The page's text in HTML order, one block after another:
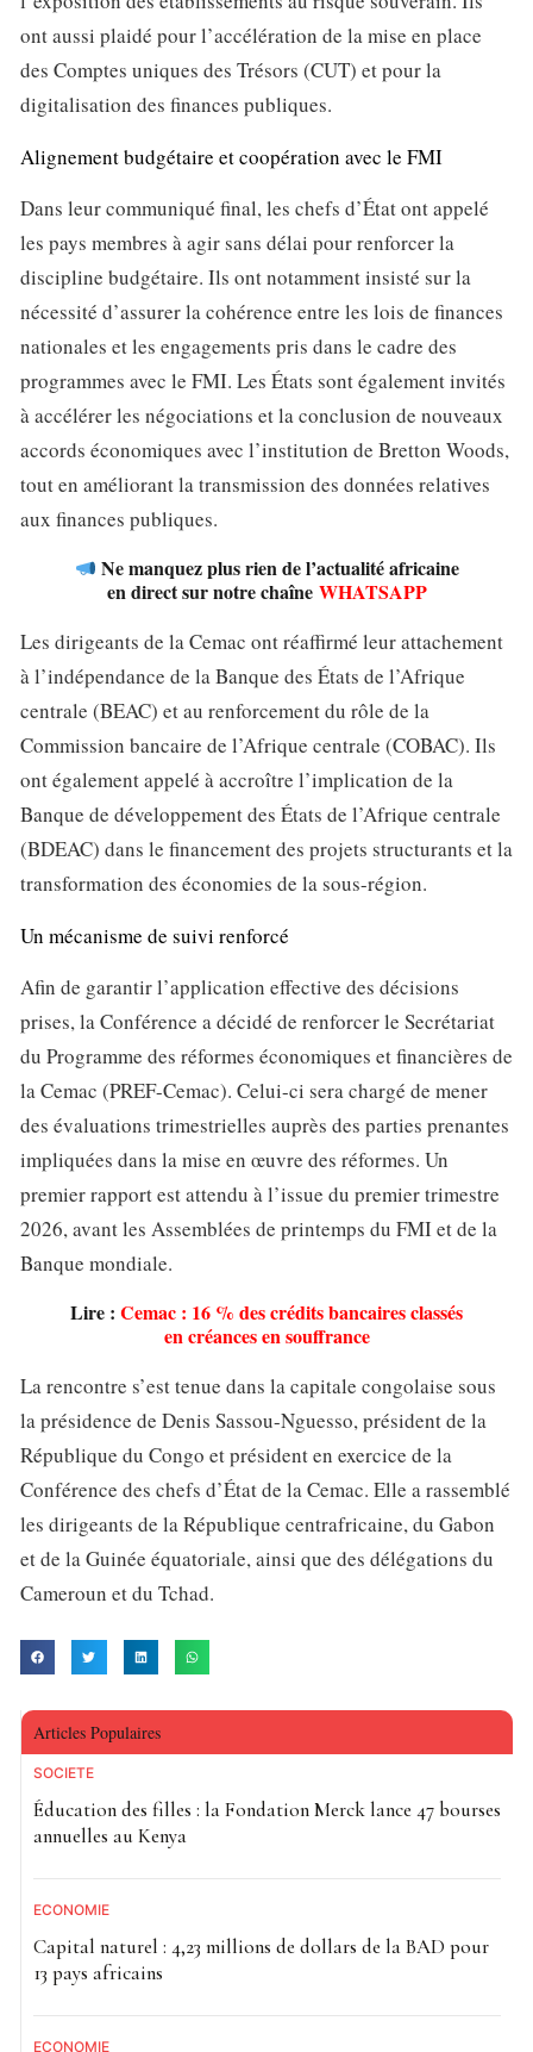
ont aussi plaidé pour l’accélération de la mise en place
des Comptes uniques des Trésors (CUT) et pour la
digitalisation des finances publiques.
Alignement budgétaire et coopération avec le FMI
Dans leur communiqué final, les chefs d’État ont appelé
les pays membres à agir sans délai pour renforcer la
discipline budgétaire. Ils ont notamment insisté sur la
nécessité d’assurer la cohérence entre les lois de finances
nationales et les engagements pris dans le cadre des
programmes avec le FMI. Les États sont également invités
à accélérer les négociations et la conclusion de nouveaux
accords économiques avec l’institution de Bretton Woods,
tout en améliorant la transmission des données relatives
aux finances publiques.
Ne manquez plus rien de l’actualité africaine
en direct sur notre chaîne WHATSAPP
Les dirigeants de la Cemac ont réaffirmé leur attachement
à l’indépendance de la Banque des États de l’Afrique
centrale (BEAC) et au renforcement du rôle de la
Commission bancaire de l’Afrique centrale (COBAC). Ils
ont également appelé à accroître l’implication de la
Banque de développement des États de l’Afrique centrale
(BDEAC) dans le financement des projets structurants et la
transformation des économies de la sous-région.
Un mécanisme de suivi renforcé
Afin de garantir l’application effective des décisions
prises, la Conférence a décidé de renforcer le Secrétariat
du Programme des réformes économiques et financières de
la Cemac (PREF-Cemac). Celui-ci sera chargé de mener
des évaluations trimestrielles auprès des parties prenantes
impliquées dans la mise en œuvre des réformes. Un
premier rapport est attendu à l’issue du premier trimestre
2026, avant les Assemblées de printemps du FMI et de la
Banque mondiale.
Lire : Cemac : 16 % des crédits bancaires classés
en créances en souffrance
La rencontre s’est tenue dans la capitale congolaise sous
la présidence de Denis Sassou-Nguesso, président de la
République du Congo et président en exercice de la
Conférence des chefs d’État de la Cemac. Elle a rassemblé
les dirigeants de la République centrafricaine, du Gabon
et de la Guinée équatoriale, ainsi que des délégations du
Cameroun et du Tchad.
Articles Populaires
SOCIETE
Éducation des filles : la Fondation Merck lance 47 bourses
annuelles au Kenya
ECONOMIE
Capital naturel : 4,23 millions de dollars de la BAD pour
13 pays africains
ECONOMIE